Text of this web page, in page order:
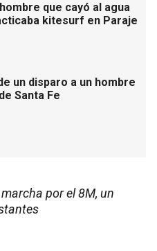
que cayó al agua
kitesurf en Paraje
un disparo a un hombre
Santa Fe
por el 8M, un